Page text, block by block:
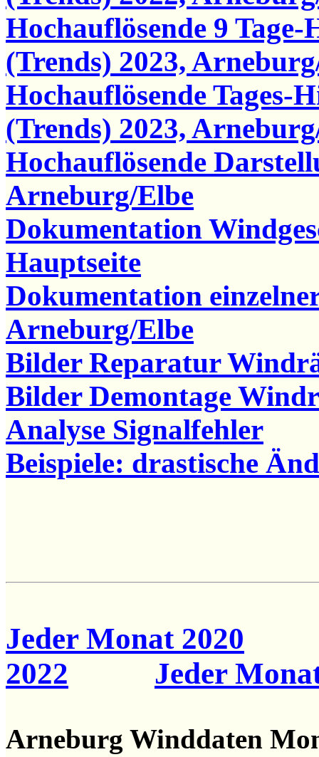
Hochauflösende 9
(Trends) 2023,
Hochauflösende Tages-
(Trends) 2023,
Hochauflösende
Arneburg/Elbe
Dokumentation
Hauptseite
Dokumentation
Arneburg/Elbe
Bilder Reparatur
Bilder Demontage
Analyse Signalfehler
Beispiele: drastische
Jeder Monat 2020
2022
Jeder
Arneburg Winddaten